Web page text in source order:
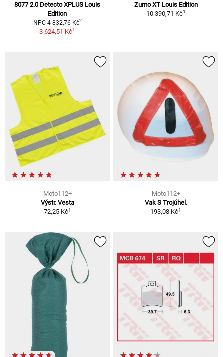
8077 2.0 Detecto XPLUS Louis
Edition
NPC 4 832,76 Kč2
3 624,51 Kč1
Zumo XT Louis Edition
10 390,71 Kč1
Moto112+
Výstr. Vesta
72,25 Kč1
Moto112+
Vak S Trojúhel.
193,08 Kč1